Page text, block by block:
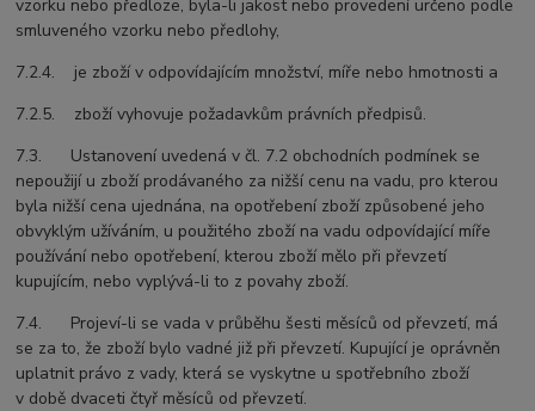
vzorku nebo předloze, byla-li jakost nebo provedení určeno podle
smluveného vzorku nebo předlohy,
7.2.4. je zboží v odpovídajícím množství, míře nebo hmotnosti a
7.2.5. zboží vyhovuje požadavkům právních předpisů.
7.3. Ustanovení uvedená v čl. 7.2 obchodních podmínek se
nepoužijí u zboží prodávaného za nižší cenu na vadu, pro kterou
byla nižší cena ujednána, na opotřebení zboží způsobené jeho
obvyklým užíváním, u použitého zboží na vadu odpovídající míře
používání nebo opotřebení, kterou zboží mělo při převzetí
kupujícím, nebo vyplývá-li to z povahy zboží.
7.4. Projeví-li se vada v průběhu šesti měsíců od převzetí, má
se za to, že zboží bylo vadné již při převzetí. Kupující je oprávněn
uplatnit právo z vady, která se vyskytne u spotřebního zboží
v době dvaceti čtyř měsíců od převzetí.